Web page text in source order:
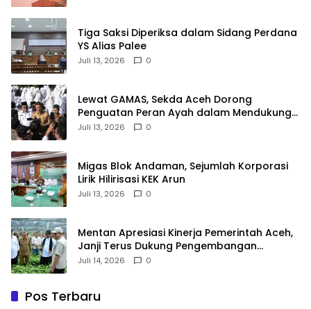
Tiga Saksi Diperiksa dalam Sidang Perdana
YS Alias Palee
Juli 13, 2026 0
Lewat GAMAS, Sekda Aceh Dorong
Penguatan Peran Ayah dalam Mendukung
Pendidikan Anak
Juli 13, 2026 0
Migas Blok Andaman, Sejumlah Korporasi
Lirik Hilirisasi KEK Arun
Juli 13, 2026 0
‎Mentan Apresiasi Kinerja Pemerintah Aceh,
Janji Terus Dukung Pengembangan
Pertanian dan Kopi Gayo
Juli 14, 2026 0
Pos Terbaru